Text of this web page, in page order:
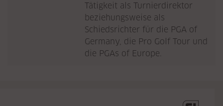
Tätigkeit als Turnierdirektor
beziehungsweise als
Schiedsrichter für die PGA of
Germany, die Pro Golf Tour und
die PGAs of Europe.